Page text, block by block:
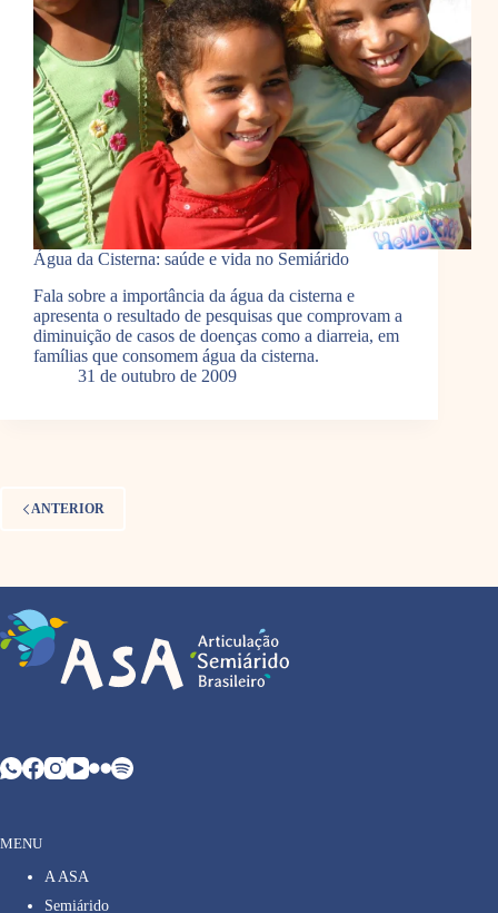
Água da Cisterna: saúde e vida no Semiárido
Fala sobre a importância da água da cisterna e
apresenta o resultado de pesquisas que comprovam a
diminuição de casos de doenças como a diarreia, em
famílias que consomem água da cisterna.
31 de outubro de 2009
ANTERIOR
MENU
A ASA
Semiárido